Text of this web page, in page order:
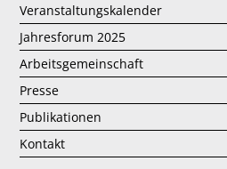
Veranstaltungskalender
Jahresforum 2025
Arbeitsgemeinschaft
Presse
Publikationen
Kontakt